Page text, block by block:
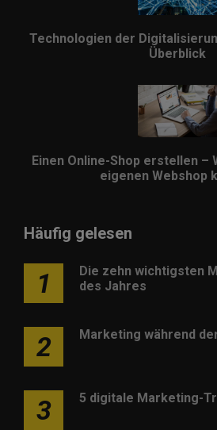
Technologien der
Überblick
Einen Online-Shop erstellen –
eigenen Webshop
Häufig gelesen
1
Die zehn wichtigsten
des Jahres
2 Marketing während
3 5 digitale Marketing-